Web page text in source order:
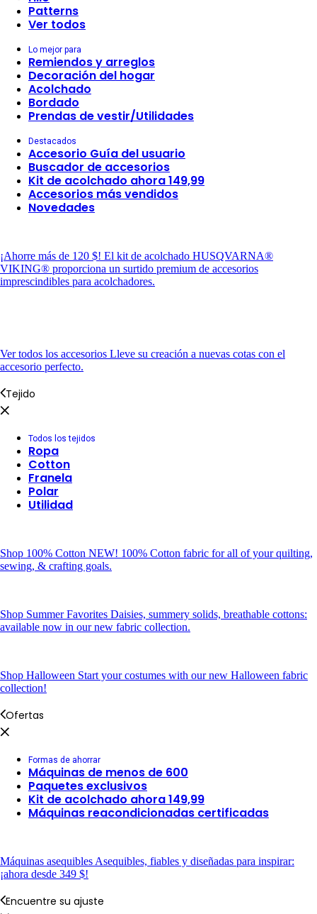
Patterns
Ver todos
Lo mejor para
Remiendos y arreglos
Decoración del hogar
Acolchado
Bordado
Prendas de vestir/Utilidades
Destacados
Accesorio Guía del usuario
Buscador de accesorios
Kit de acolchado ahora 149,99
Accesorios más vendidos
Novedades
¡Ahorre más de 120 $! El kit de acolchado HUSQVARNA®
VIKING® proporciona un surtido premium de accesorios
imprescindibles para acolchadores.
Ver todos los accesorios Lleve su creación a nuevas cotas con el
accesorio perfecto.
Tejido
Todos los tejidos
Ropa
Cotton
Franela
Polar
Utilidad
Shop 100% Cotton NEW! 100% Cotton fabric for all of your quilting,
sewing, & crafting goals.
Shop Summer Favorites Daisies, summery solids, breathable cottons:
available now in our new fabric collection.
Shop Halloween Start your costumes with our new Halloween fabric
collection!
Ofertas
Formas de ahorrar
Máquinas de menos de 600
Paquetes exclusivos
Kit de acolchado ahora 149,99
Máquinas reacondicionadas certificadas
Máquinas asequibles Asequibles, fiables y diseñadas para inspirar:
¡ahora desde 349 $!
Encuentre su ajuste